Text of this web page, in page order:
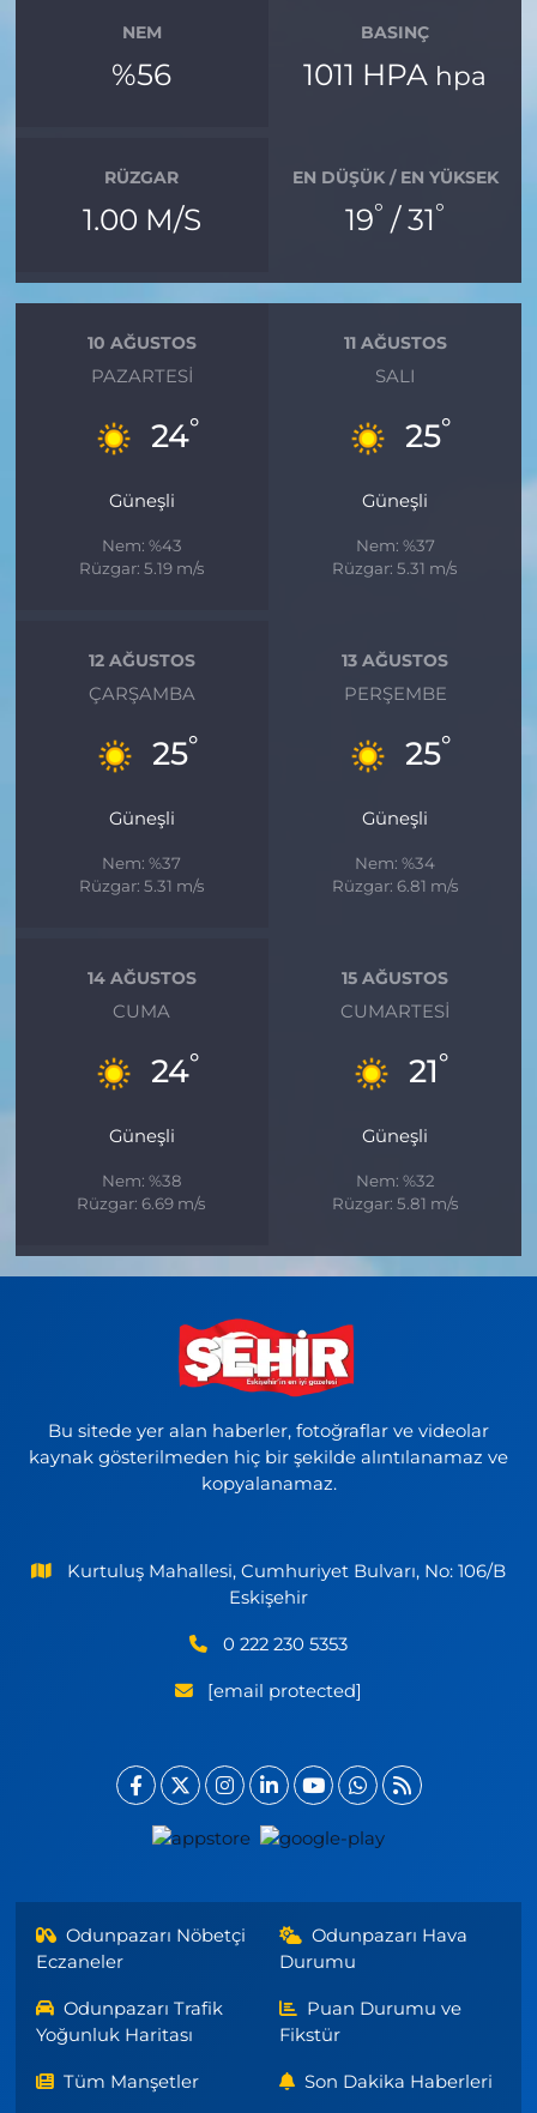
NEM
%56
BASINÇ
1011 HPA hpa
RÜZGAR
1.00 M/S
EN DÜŞÜK / EN YÜKSEK
19° / 31°
10 AĞUSTOS
PAZARTESI
24°
Güneşli
Nem: %43
Rüzgar: 5.19 m/s
11 AĞUSTOS
SALI
25°
Güneşli
Nem: %37
Rüzgar: 5.31 m/s
12 AĞUSTOS
ÇARŞAMBA
25°
Güneşli
Nem: %37
Rüzgar: 5.31 m/s
13 AĞUSTOS
PERŞEMBE
25°
Güneşli
Nem: %34
Rüzgar: 6.81 m/s
14 AĞUSTOS
CUMA
24°
Güneşli
Nem: %38
Rüzgar: 6.69 m/s
15 AĞUSTOS
CUMARTESI
21°
Güneşli
Nem: %32
Rüzgar: 5.81 m/s
Bu sitede yer alan haberler, fotoğraflar ve videolar
kaynak gösterilmeden hiç bir şekilde alıntılanamaz ve
kopyalanamaz.
Kurtuluş Mahallesi, Cumhuriyet Bulvarı, No: 106/B
Eskişehir
0 222 230 5353
[email protected]
Odunpazarı Nöbetçi
Eczaneler
Odunpazarı Hava
Durumu
Odunpazarı Trafik
Yoğunluk Haritası
Puan Durumu ve
Fikstür
Tüm Manşetler Son Dakika Haberleri